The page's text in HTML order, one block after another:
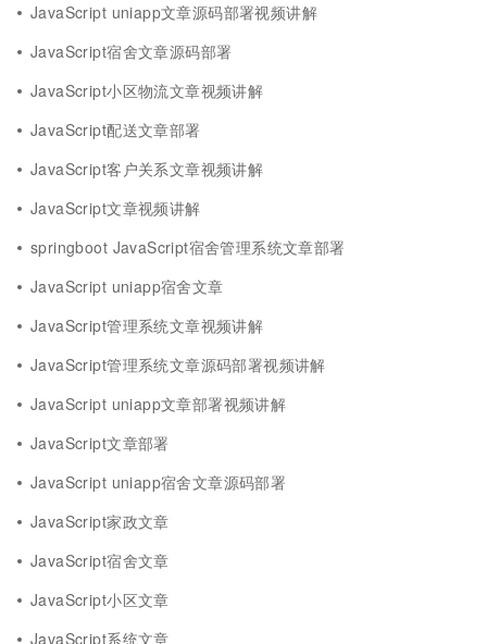
JavaScript uniapp文章源码部署视频讲解
JavaScript宿舍文章源码部署
JavaScript小区物流文章视频讲解
JavaScript配送文章部署
JavaScript客户关系文章视频讲解
JavaScript文章视频讲解
springboot JavaScript宿舍管理系统文章部署
JavaScript uniapp宿舍文章
JavaScript管理系统文章视频讲解
JavaScript管理系统文章源码部署视频讲解
JavaScript uniapp文章部署视频讲解
JavaScript文章部署
JavaScript uniapp宿舍文章源码部署
JavaScript家政文章
JavaScript宿舍文章
JavaScript小区文章
JavaScript系统文章